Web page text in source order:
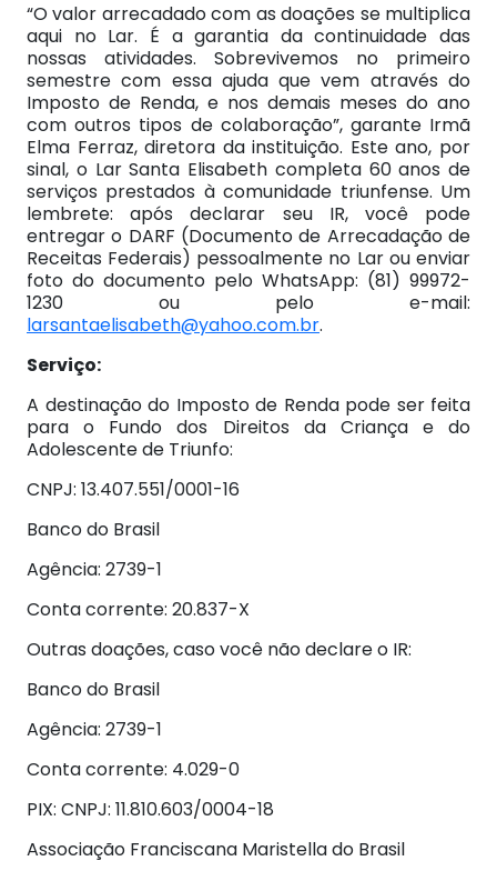
“O valor arrecadado com as doações se multiplica
aqui no Lar. É a garantia da continuidade das
nossas atividades. Sobrevivemos no primeiro
semestre com essa ajuda que vem através do
Imposto de Renda, e nos demais meses do ano
com outros tipos de colaboração”, garante Irmã
Elma Ferraz, diretora da instituição. Este ano, por
sinal, o Lar Santa Elisabeth completa 60 anos de
serviços prestados à comunidade triunfense. Um
lembrete: após declarar seu IR, você pode
entregar o DARF (Documento de Arrecadação de
Receitas Federais) pessoalmente no Lar ou enviar
foto do documento pelo WhatsApp: (81) 99972-
1230 ou pelo e-mail:
larsantaelisabeth@yahoo.com.br.
Serviço:
A destinação do Imposto de Renda pode ser feita
para o Fundo dos Direitos da Criança e do
Adolescente de Triunfo:
CNPJ: 13.407.551/0001-16
Banco do Brasil
Agência: 2739-1
Conta corrente: 20.837-X
Outras doações, caso você não declare o IR:
Banco do Brasil
Agência: 2739-1
Conta corrente: 4.029-0
PIX: CNPJ: 11.810.603/0004-18
Associação Franciscana Maristella do Brasil